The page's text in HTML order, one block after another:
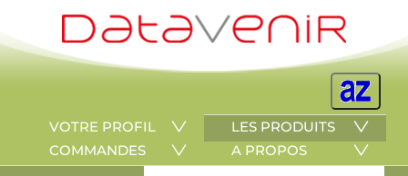
VOTRE PROFIL
LES PRODUITS
COMMANDES
A PROPOS